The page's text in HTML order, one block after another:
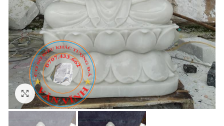
Click to enlarge